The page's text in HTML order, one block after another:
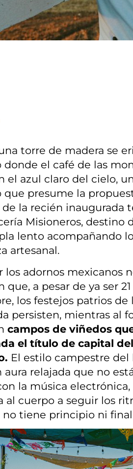
torre de madera se
donde el café de las
el azul claro del cielo,
que presume la
de la recién inaugurada
Misioneros, destino
lento acompañando
artesanal.
los adornos mexicanos
que, a pesar de ya ser
los festejos patrios de
persisten, mientras al
campos de viñedos
el título de capital
El estilo campestre del
aura relajada que no
la música
al cuerpo a seguir los
no tiene principio ni